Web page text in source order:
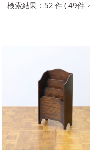
検索結果：52 件 ( 49件